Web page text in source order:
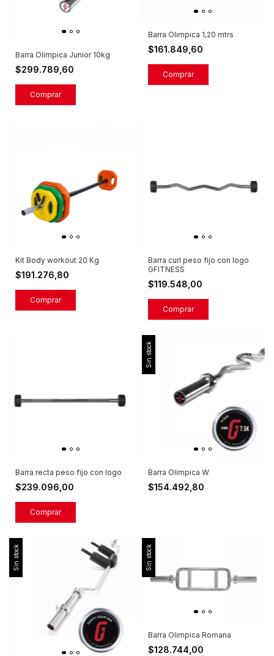
Barra Olímpica Junior 10kg
$299.789,60
Barra Olimpica 1,20 mtrs
$161.849,60
Kit Body workout 20 Kg
$191.276,80
Barra curl peso fijo con logo
GFITNESS
$119.548,00
Comprar
Barra recta peso fijo con logo
$239.096,00
Comprar
Sin stock
Barra Olimpica W
$154.492,80
Sin stock Sin stock
Barra Olimpica Romana
$128.744,00